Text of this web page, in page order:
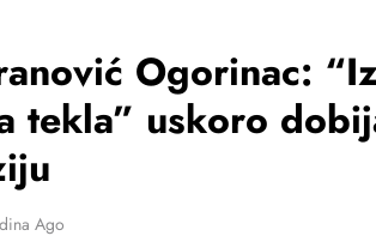
Ogorinac:
tekla” uskoro
Ago